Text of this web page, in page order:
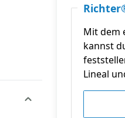
Mit dem
kannst
Lineal